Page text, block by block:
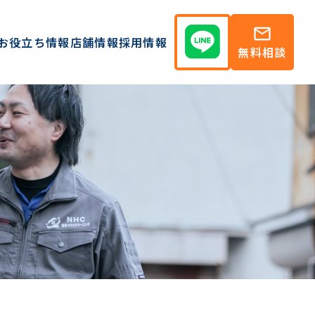
役立ち情報店舗情報採用情報 mail
無料相談